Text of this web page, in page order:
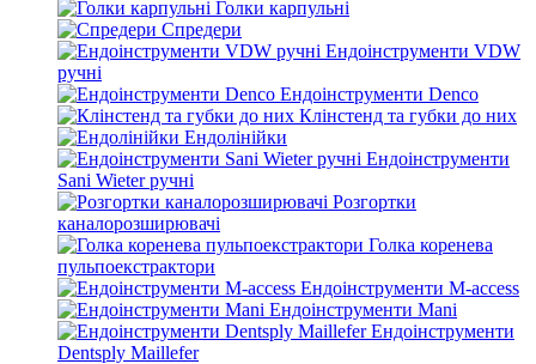
Голки карпульні
Спредери
Ендоінструменти VDW
ручні
Ендоінструменти Denco
Клінстенд та губки до них
Ендолінійки
Ендоінструменти
Sani Wieter ручні
Розгортки
каналорозширювачі
Голка коренева
пульпоекстрактори
Ендоінструменти M-access
Ендоінструменти Mani
Ендоінструменти
Dentsply Maillefer